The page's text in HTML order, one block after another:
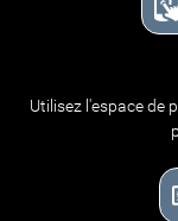
Utilisez l'espace de